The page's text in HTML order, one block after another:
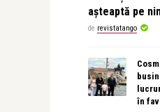
așteaptă pe
de revistatango
în